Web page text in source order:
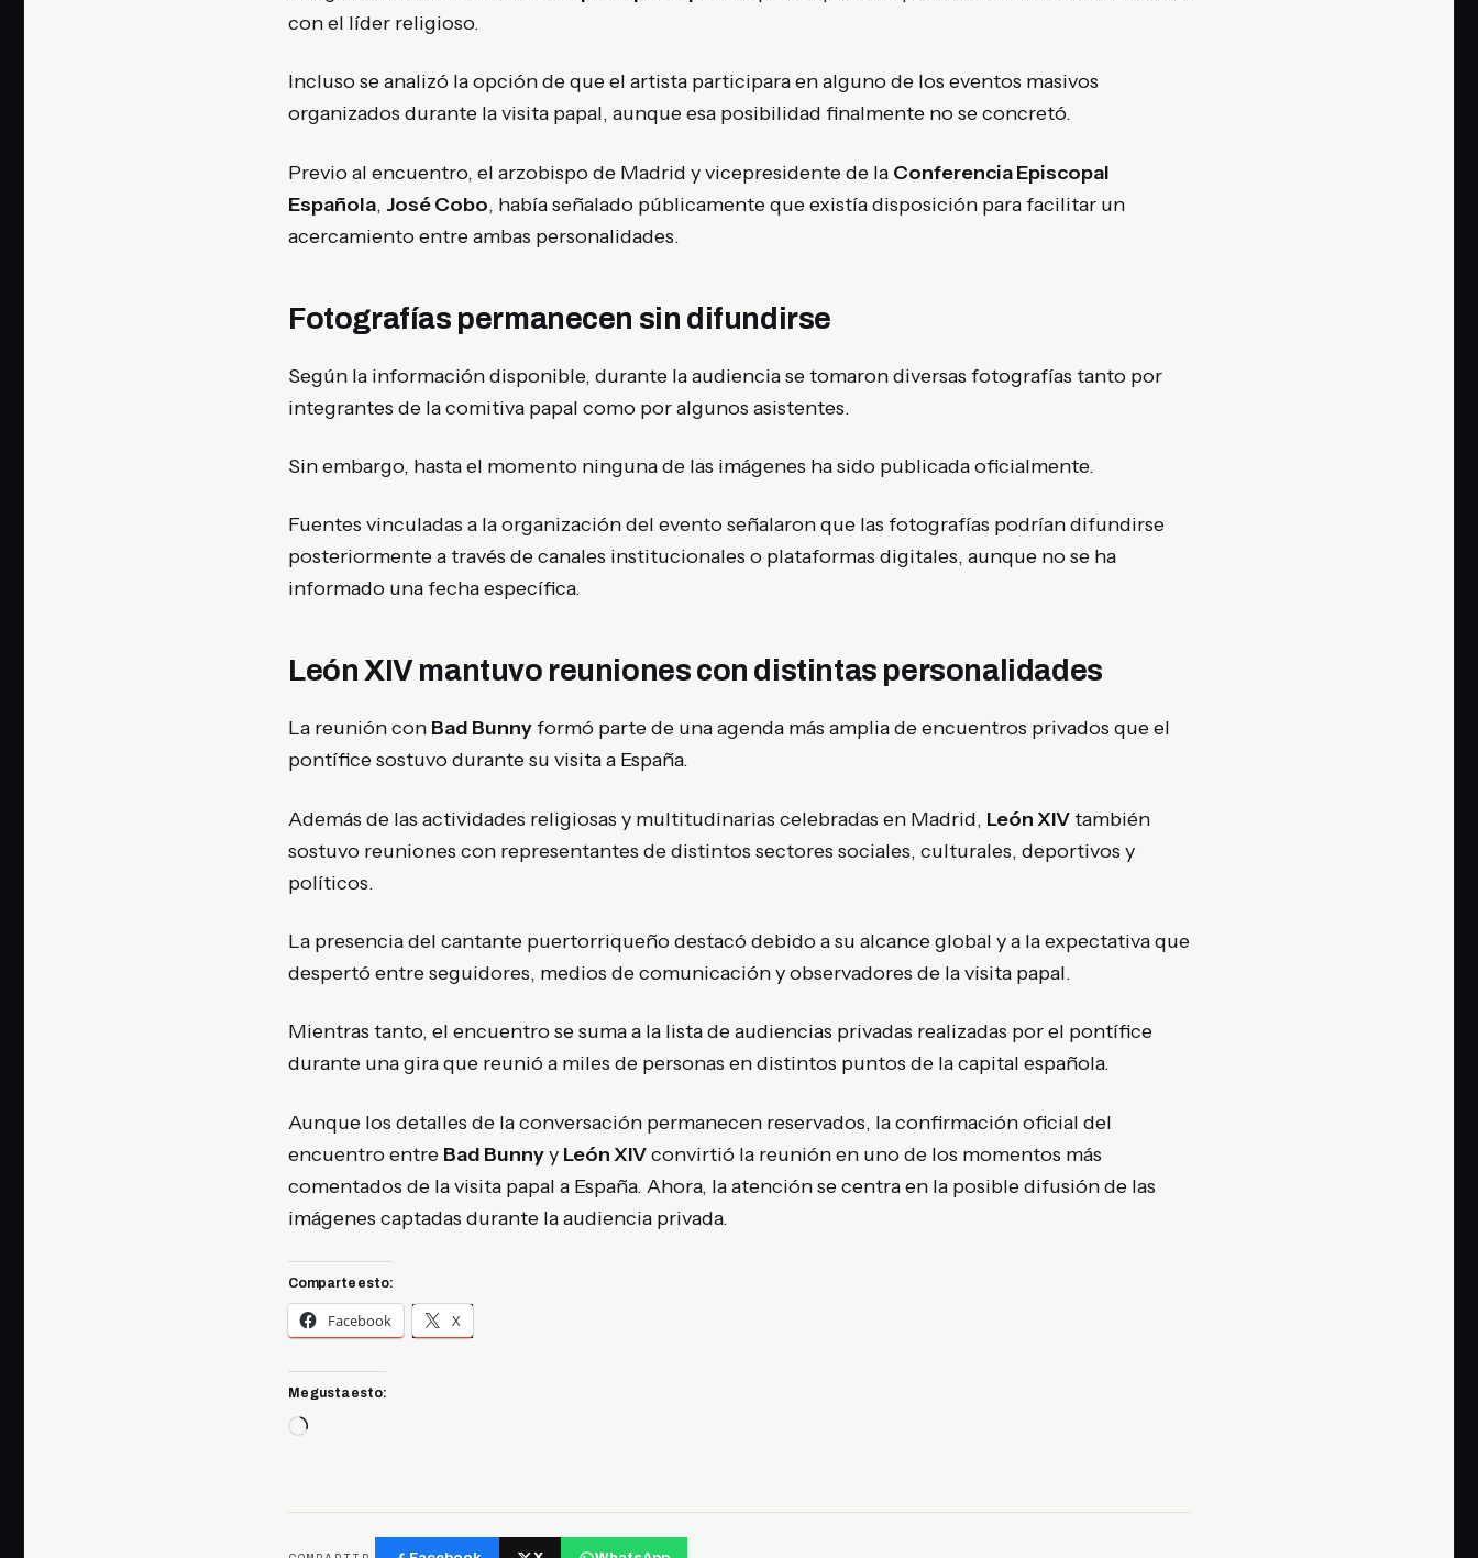
con el líder religioso.
Incluso se analizó la opción de que el artista participara en alguno de los eventos masivos
organizados durante la visita papal, aunque esa posibilidad finalmente no se concretó.
Previo al encuentro, el arzobispo de Madrid y vicepresidente de la Conferencia Episcopal
Española, José Cobo, había señalado públicamente que existía disposición para facilitar un
acercamiento entre ambas personalidades.
Fotografías permanecen sin difundirse
Según la información disponible, durante la audiencia se tomaron diversas fotografías tanto por
integrantes de la comitiva papal como por algunos asistentes.
Sin embargo, hasta el momento ninguna de las imágenes ha sido publicada oficialmente.
Fuentes vinculadas a la organización del evento señalaron que las fotografías podrían difundirse
posteriormente a través de canales institucionales o plataformas digitales, aunque no se ha
informado una fecha específica.
León XIV mantuvo reuniones con distintas personalidades
La reunión con Bad Bunnyformó parte de una agenda más amplia de encuentros privados que el
pontífice sostuvo durante su visita a España.
Además de las actividades religiosas y multitudinarias celebradas en Madrid, León XIVtambién
sostuvo reuniones con representantes de distintos sectores sociales, culturales, deportivos y
políticos.
La presencia del cantante puertorriqueño destacó debido a su alcance global y a la expectativa que
despertó entre seguidores, medios de comunicación y observadores de la visita papal.
Mientras tanto, el encuentro se suma a la lista de audiencias privadas realizadas por el pontífice
durante una gira que reunió a miles de personas en distintos puntos de la capital española.
Aunque los detalles de la conversación permanecen reservados, la confirmación oficial del
encuentro entre Bad Bunnyy León XIVconvirtió la reunión en uno de los momentos más
comentados de la visita papal a España. Ahora, la atención se centra en la posible difusión de las
imágenes captadas durante la audiencia privada.
Comparte esto:
Facebook X
Me gusta esto:
Cargando...